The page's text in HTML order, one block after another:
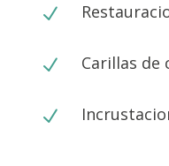
N
N Carillas de
N